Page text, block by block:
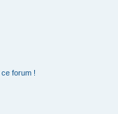
ce forum !